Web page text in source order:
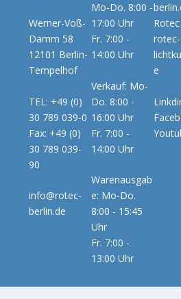
Werner-Voß-
Damm 58
12101 Berlin-
Tempelhof
TEL: +49 (0)
30 789 039-0
Fax: +49 (0)
30 789 039-
90
info@rotec-
berlin.de
Mo-Do. 8:00 -
17:00 Uhr
Fr. 7:00 -
14:00 Uhr
Verkauf: Mo-
Do. 8:00 -
16:00 Uhr
Fr. 7:00 -
14:00 Uhr
Warenausgab
e: Mo-Do.
8:00 - 15:45
Uhr
Fr. 7:00 -
13:00 Uhr
rotec-
e